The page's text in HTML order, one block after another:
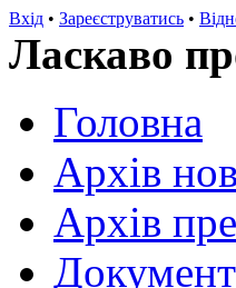
Вхід • Зареєструватись •
Ласкаво
Головна
Архів
Архів